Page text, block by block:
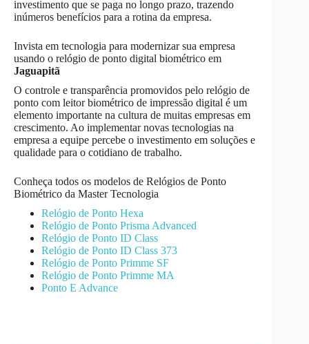
investimento que se paga no longo prazo, trazendo
inúmeros benefícios para a rotina da empresa.
Invista em tecnologia para modernizar sua empresa
usando o relógio de ponto digital biométrico em
Jaguapitã
O controle e transparência promovidos pelo relógio de
ponto com leitor biométrico de impressão digital é um
elemento importante na cultura de muitas empresas em
crescimento. Ao implementar novas tecnologias na
empresa a equipe percebe o investimento em soluções e
qualidade para o cotidiano de trabalho.
Conheça todos os modelos de Relógios de Ponto
Biométrico da Master Tecnologia
Relógio de Ponto Hexa
Relógio de Ponto Prisma Advanced
Relógio de Ponto ID Class
Relógio de Ponto ID Class 373
Relógio de Ponto Primme SF
Relógio de Ponto Primme MA
Ponto E Advance